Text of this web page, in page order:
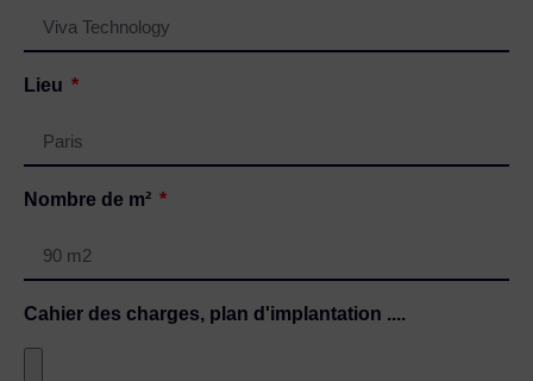
Lieu
Nombre de m²
Cahier des charges, plan d'implantation ....